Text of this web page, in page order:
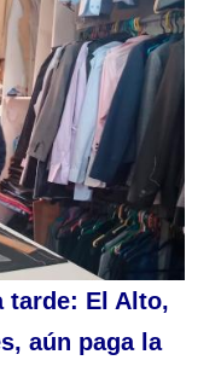
tarde: El Alto,
aún paga la